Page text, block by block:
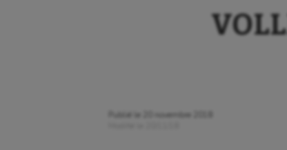
Publié le
20 novembre 2018